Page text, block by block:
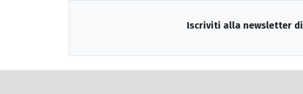
Iscriviti alla newsletter di